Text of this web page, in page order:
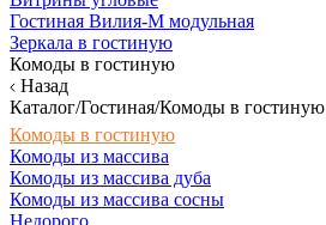
Гостиная Вилия-М модульная
Зеркала в гостиную
Комоды в гостиную
Назад
Каталог/Гостиная/Комоды в гостиную
Комоды в гостиную
Комоды из массива
Комоды из массива дуба
Комоды из массива сосны
Недорого